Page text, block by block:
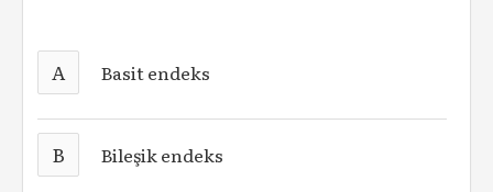
A Basit endeks
B Bileşik endeks